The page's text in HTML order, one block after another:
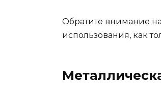
Обратите внимание
использования, как